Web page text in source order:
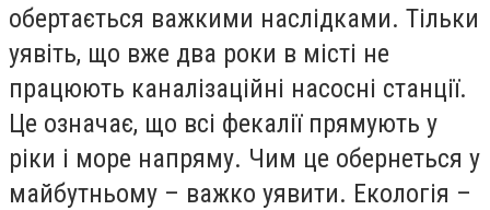
обертається важкими наслідками. Тільки
уявіть, що вже два роки в місті не
працюють каналізаційні насосні станції.
Це означає, що всі фекалії прямують у
ріки і море напряму. Чим це обернеться у
майбутньому – важко уявити. Екологія –